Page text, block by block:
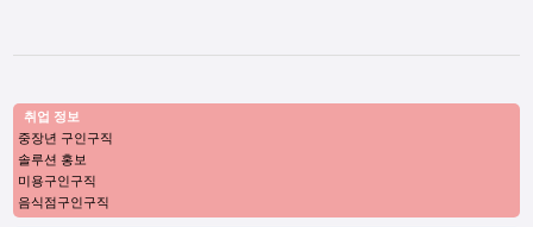
취업 정보
중장년 구인구직
솔루션 홍보
미용구인구직
음식점구인구직